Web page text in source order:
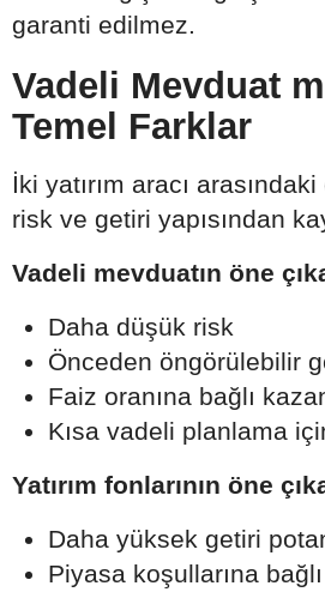
garanti edilmez.
Vadeli Mevduat
Temel Farklar
İki yatırım aracı
risk ve getiri yapısından
Vadeli mevduatın öne
Daha düşük risk
Önceden öngörülebilir
Faiz oranına bağlı
Kısa vadeli planlama
Yatırım fonlarının öne
Daha yüksek getiri
Piyasa koşullarına